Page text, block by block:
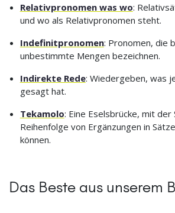
Relativpronomen was wo:
und wo als Relativpronomen steht.
Indefinitpronomen: Pronomen, die
unbestimmte Mengen bezeichnen.
Indirekte Rede: Wiedergeben, was
gesagt hat.
Tekamolo: Eine Eselsbrücke, mit der
Reihenfolge von Ergänzungen in
können.
Das Beste aus unserem